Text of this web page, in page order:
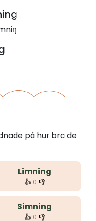
på hur bra de
Limning
👍 0 👎
Simning
👍 0 👎